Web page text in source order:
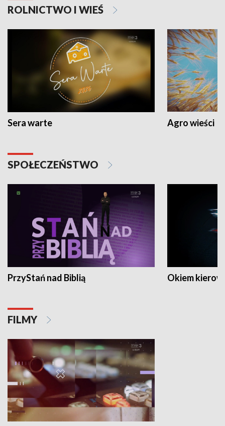
ROLNICTWO I WIEŚ
Sera warte Agro wieści
SPOŁECZEŃSTWO
PrzyStań nad Biblią Okiem
FILMY